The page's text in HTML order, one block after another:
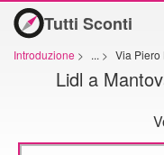
Tutti Sconti
Introduzione > ... > Via Piero
Lidl a